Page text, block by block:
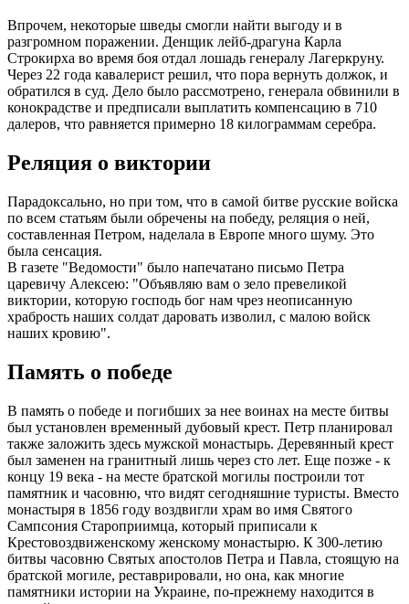
Впрочем, некоторые шведы смогли найти выгоду и в
разгромном поражении. Денщик лейб-драгуна Карла
Строкирха во время боя отдал лошадь генералу Лагеркруну.
Через 22 года кавалерист решил, что пора вернуть должок, и
обратился в суд. Дело было рассмотрено, генерала обвинили в
конокрадстве и предписали выплатить компенсацию в 710
далеров, что равняется примерно 18 килограммам серебра.
Реляция о виктории
Парадоксально, но при том, что в самой битве русские войска
по всем статьям были обречены на победу, реляция о ней,
составленная Петром, наделала в Европе много шуму. Это
была сенсация.
В газете "Ведомости" было напечатано письмо Петра
царевичу Алексею: "Объявляю вам о зело превеликой
виктории, которую господь бог нам чрез неописанную
храбрость наших солдат даровать изволил, с малою войск
наших кровию".
Память о победе
В память о победе и погибших за нее воинах на месте битвы
был установлен временный дубовый крест. Петр планировал
также заложить здесь мужской монастырь. Деревянный крест
был заменен на гранитный лишь через сто лет. Еще позже - к
концу 19 века - на месте братской могилы построили тот
памятник и часовню, что видят сегодняшние туристы. Вместо
монастыря в 1856 году воздвигли храм во имя Святого
Сампсония Староприимца, который приписали к
Крестовоздвиженскому женскому монастырю. К 300-летию
битвы часовню Святых апостолов Петра и Павла, стоящую на
братской могиле, реставрировали, но она, как многие
памятники истории на Украине, по-прежнему находится в